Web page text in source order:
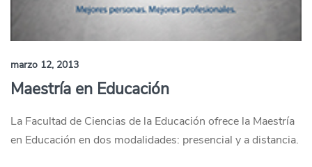
marzo 12, 2013
Maestría en Educación
La Facultad de Ciencias de la Educación ofrece la Maestría
en Educación en dos modalidades: presencial y a distancia.